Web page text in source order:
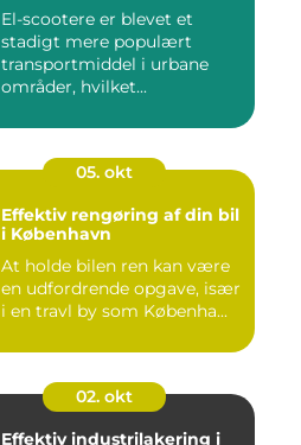
El-scootere er blevet et
stadigt mere populært
transportmiddel i urbane
områder, hvilket...
05. okt
Effektiv rengøring af din bil
i København
At holde bilen ren kan være
en udfordrende opgave, især
i en travl by som Københa...
02. okt
Effektiv industrilakering i